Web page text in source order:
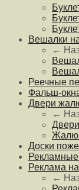
Вешалки
←
Реечные
Фальш-
Двери
←
Доски
Реклама
←